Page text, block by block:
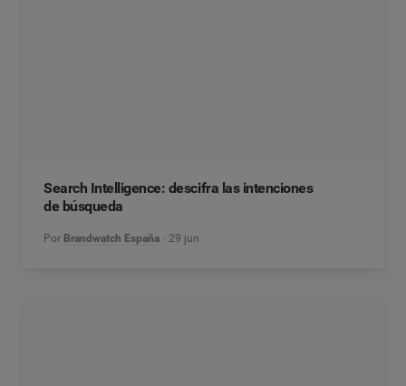
Search Intelligence: descifra las intenciones
de búsqueda
Por Brandwatch España 29 jun